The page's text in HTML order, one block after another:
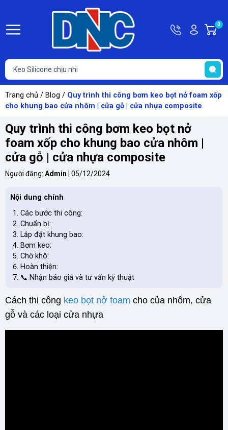
Hotline
0363
616
Tài
khoản
Khách
0
Trang chủ / Blog / Quy trình thi công bơm keo bọt nở foam xốp
cho khung bao cửa nhôm | cửa gỗ | cửa nhựa composite
Quy trình thi công bơm keo bọt nở
foam xốp cho khung bao cửa nhôm |
cửa gỗ | cửa nhựa composite
Người đăng: Admin 05/12/2024
Nội dung chính
Các bước thi công:
Chuẩn bị:
Lắp đặt khung bao:
Bơm keo:
Chờ khô:
Hoàn thiện:
​​​​​​​​​​​​📞 Nhận báo giá và tư vấn kỹ thuật
Cách thi công keo bọt nở foam cho của nhôm, cửa
gỗ và các loại cửa nhựa